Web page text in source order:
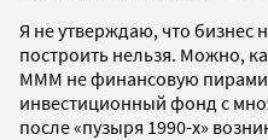
Я не утверждаю, что бизнес
построить нельзя. Можно,
МММ не финансовую
инвестиционный фонд с
после «пузыря 1990-х»